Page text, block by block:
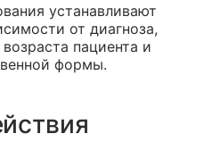
устанавливают
от диагноза,
пациента и
формы.